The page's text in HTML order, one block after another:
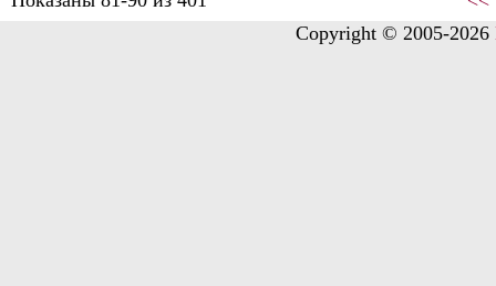
Copyright © 2005-2026